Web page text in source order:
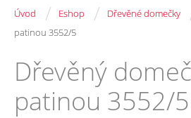
Úvod / Eshop / Dřevěné domečky
patinou 3552/5
Dřevěný
patinou 3552/5